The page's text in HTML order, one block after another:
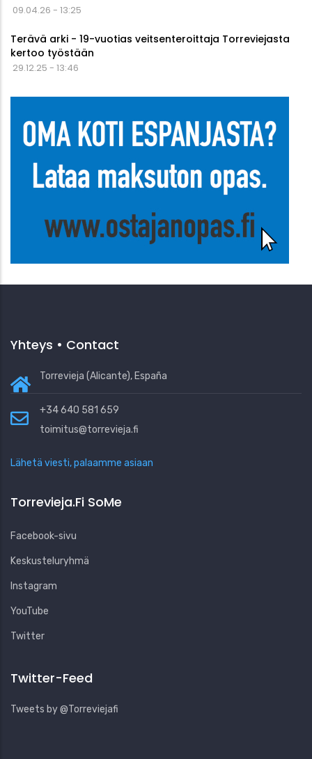
09.04.26 - 13:25
Terävä arki - 19-vuotias veitsenteroittaja Torreviejasta
kertoo työstään
29.12.25 - 13:46
Yhteys • Contact
Torrevieja (Alicante), España
+34 640 581 659
toimitus@torrevieja.fi
Lähetä viesti, palaamme asiaan
Torrevieja.fi SoMe
Facebook-sivu
Keskusteluryhmä
Instagram
YouTube
Twitter
Twitter-Feed
Tweets by @Torreviejafi